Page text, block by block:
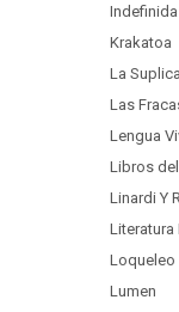
Indefinida
Krakatoa
La
Las
Lengua
Libros
Linardi Y
Literatura
Loqueleo
Lumen